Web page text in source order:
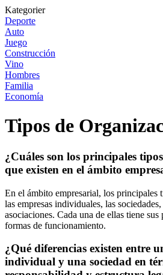
Kategorier
Deporte
Auto
Juego
Construcción
Vino
Hombres
Familia
Economía
Tipos de
¿Cuáles son los principales
que existen en el ámbito
En el ámbito empresarial, los principales
las empresas individuales, las
asociaciones. Cada una de ellas tiene
formas de funcionamiento.
¿Qué diferencias existen entre
individual y una sociedad en